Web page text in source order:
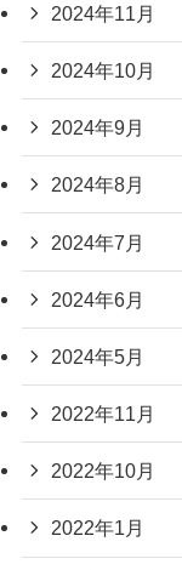
2024年11月
2024年10月
2024年9月
2024年8月
2024年7月
2024年6月
2024年5月
2022年11月
2022年10月
2022年1月